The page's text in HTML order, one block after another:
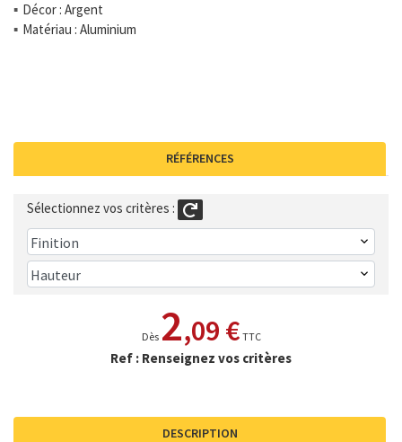
Décor : Argent
Matériau : Aluminium
RÉFÉRENCES
Sélectionnez vos critères :
Dès 2,09 € TTC
Ref : Renseignez vos critères
DESCRIPTION